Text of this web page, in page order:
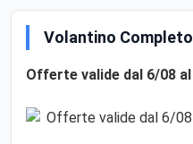
Volantino Completo
Offerte valide dal 6/08